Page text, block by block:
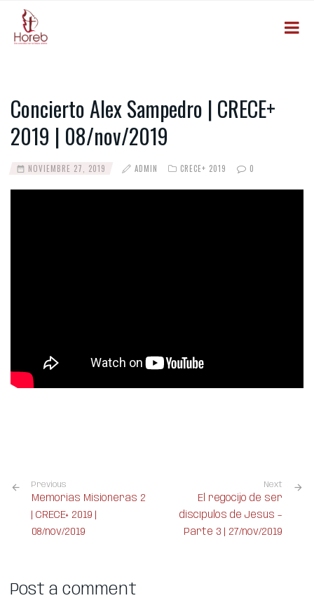
Concierto Alex Sampedro | CRECE+
2019 | 08/nov/2019
NOVIEMBRE 27, 2019 ADMIN CRECE+ 2019 0
Previous
Memorias Misioneras 2
| CRECE+ 2019 |
08/nov/2019
Next
El regocijo de ser
discípulos de Jesús –
Parte 3 | 27/nov/2019
Post a comment